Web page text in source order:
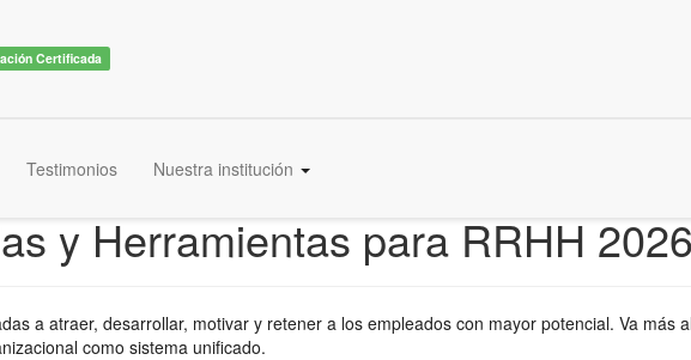
Certificada
Testimonios Nuestra institución
y Herramientas para RRHH
a atraer, desarrollar, motivar y retener a los empleados con mayor potencial. Va más
como sistema unificado.